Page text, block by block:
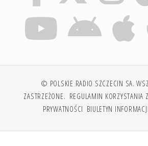
© POLSKIE RADIO SZCZECIN SA.
ZASTRZEŻONE. REGULAMIN KORZYSTANIA
PRYWATNOŚCI BIULETYN